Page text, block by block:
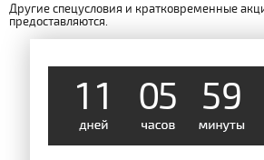
Другие спецусловия и кратковременные
предоставляются.
1 1 05 59